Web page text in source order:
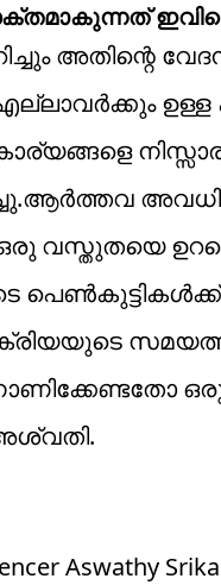
അതിന്റെ
വസ്തുതയെ
Aswathy